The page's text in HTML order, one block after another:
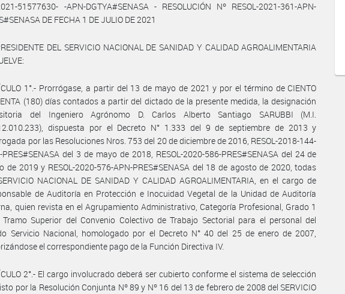
51577630- -APN-DGTYA#SENASA - RESOLUCIÓN Nº RESOL-2021-361-APN-
DE FECHA 1 DE JULIO DE 2021
DEL SERVICIO NACIONAL DE SANIDAD Y CALIDAD AGROALIMENTARIA
1°.- Prorrógase, a partir del 13 de mayo de 2021 y por el término de CIENTO
(180) días contados a partir del dictado de la presente medida, la designación
del Ingeniero Agrónomo D. Carlos Alberto Santiago SARUBBI (M.I.
dispuesta por el Decreto N° 1.333 del 9 de septiembre de 2013 y
por las Resoluciones Nros. 753 del 20 de diciembre de 2016, RESOL-2018-144-
PRES#SENASA del 3 de mayo de 2018, RESOL-2020-586-PRES#SENASA del 24 de
de 2019 y RESOL-2020-576-APN-PRES#SENASA del 18 de agosto de 2020, todas
NACIONAL DE SANIDAD Y CALIDAD AGROALIMENTARIA, en el cargo de
de Auditoría en Protección e Inocuidad Vegetal de la Unidad de Auditoría
quien revista en el Agrupamiento Administrativo, Categoría Profesional, Grado 1
Tramo Superior del Convenio Colectivo de Trabajo Sectorial para el personal del
Servicio Nacional, homologado por el Decreto N° 40 del 25 de enero de 2007,
el correspondiente pago de la Función Directiva IV.
2°.- El cargo involucrado deberá ser cubierto conforme el sistema de selección
por la Resolución Conjunta Nº 89 y Nº 16 del 13 de febrero de 2008 del SERVICIO